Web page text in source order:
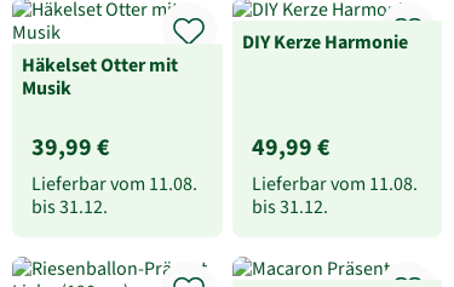
Häkelset Otter mit
Musik
39,99 €
Lieferbar vom 11.08.
bis31.12.
DIY Kerze Harmonie
49,99 €
Lieferbar vom 11.08.
bis31.12.